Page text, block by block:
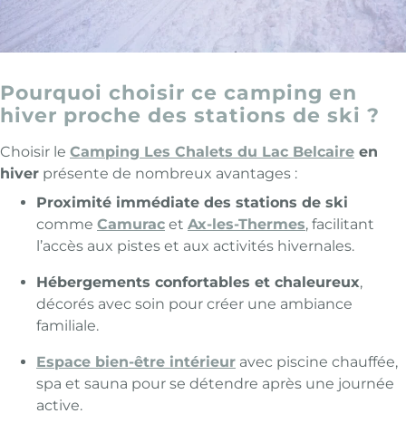
Pourquoi choisir ce camping en
hiver proche des stations de ski ?
Choisir le Camping Les Chalets du Lac Belcaire en
hiver présente de nombreux avantages :
Proximité immédiate des stations de ski
comme Camurac et Ax-les-Thermes, facilitant
l’accès aux pistes et aux activités hivernales.
Hébergements confortables et chaleureux,
décorés avec soin pour créer une ambiance
familiale.
Espace bien-être intérieur avec piscine chauffée,
spa et sauna pour se détendre après une journée
active.